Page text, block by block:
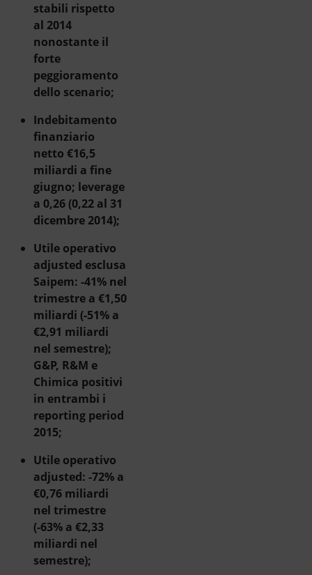
stabili rispetto
al 2014
nonostante il
forte
peggioramento
dello scenario;
Indebitamento
finanziario
netto €16,5
miliardi a fine
giugno; leverage
a 0,26 (0,22 al 31
dicembre 2014);
Utile operativo
adjusted esclusa
Saipem: -41% nel
trimestre a €1,50
miliardi (-51% a
€2,91 miliardi
nel semestre);
G&P, R&M e
Chimica positivi
in entrambi i
reporting period
2015;
Utile operativo
adjusted: -72% a
€0,76 miliardi
nel trimestre
(-63% a €2,33
miliardi nel
semestre);